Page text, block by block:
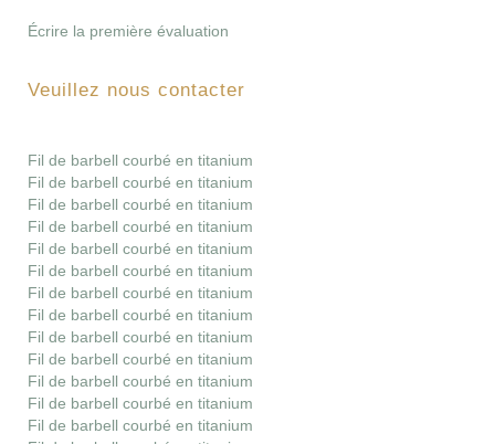
Écrire la première évaluation
Veuillez nous contacter
Fil de barbell courbé en titanium
Fil de barbell courbé en titanium
Fil de barbell courbé en titanium
Fil de barbell courbé en titanium
Fil de barbell courbé en titanium
Fil de barbell courbé en titanium
Fil de barbell courbé en titanium
Fil de barbell courbé en titanium
Fil de barbell courbé en titanium
Fil de barbell courbé en titanium
Fil de barbell courbé en titanium
Fil de barbell courbé en titanium
Fil de barbell courbé en titanium